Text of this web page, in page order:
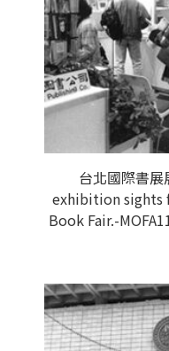
台北國際書
exhibition sights
Book Fair.-